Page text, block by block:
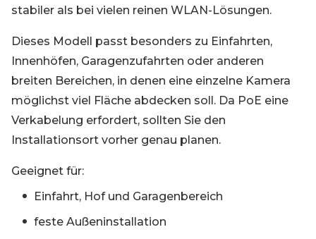
stabiler als bei vielen reinen WLAN-Lösungen.
Dieses Modell passt besonders zu Einfahrten,
Innenhöfen, Garagenzufahrten oder anderen
breiten Bereichen, in denen eine einzelne Kamera
möglichst viel Fläche abdecken soll. Da PoE eine
Verkabelung erfordert, sollten Sie den
Installationsort vorher genau planen.
Geeignet für:
Einfahrt, Hof und Garagenbereich
feste Außeninstallation